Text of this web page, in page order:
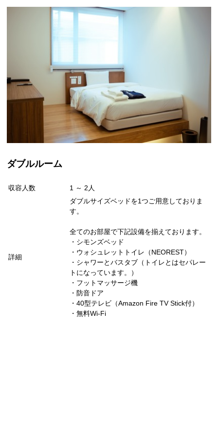
ダブルルーム
収容人数 1 ～ 2人
詳細
ダブルサイズベッドを1つご用意しておりま
す。
全てのお部屋で下記設備を揃えております。
・シモンズベッド
・ウォシュレットトイレ（NEOREST）
・シャワーとバスタブ（トイレとはセパレー
トになっています。）
・フットマッサージ機
・防音ドア
・40型テレビ（Amazon Fire TV Stick付）
・無料Wi-Fi